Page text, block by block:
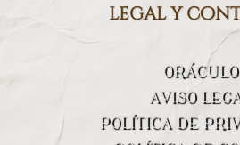
legal y
ORÁCULO
AVISO
POLÍTICA DE